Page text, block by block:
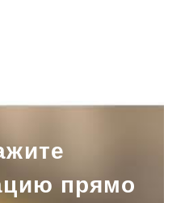
прямо